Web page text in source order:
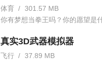
体育 / 301.57 MB
你有梦想当拳王吗？你的愿望是
真实3D武器模拟器
飞行 / 37.89 MB